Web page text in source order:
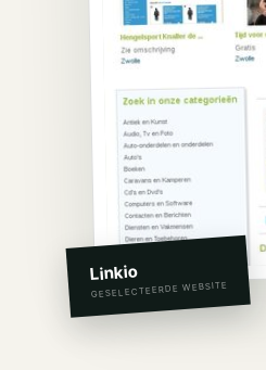
Linkio
GESELECTEERDE WEBSITE